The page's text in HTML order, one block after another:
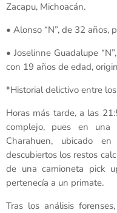
Zacapu, Michoacán.
• Alonso “N”, de 32 años,
• Joselinne Guadalupe
con 19 años de edad,
*Historial delictivo entre
Horas más tarde, a las
complejo, pues en
Charahuen, ubicado
descubiertos los restos
de una camioneta pick
pertenecía a un primate.
Tras los análisis